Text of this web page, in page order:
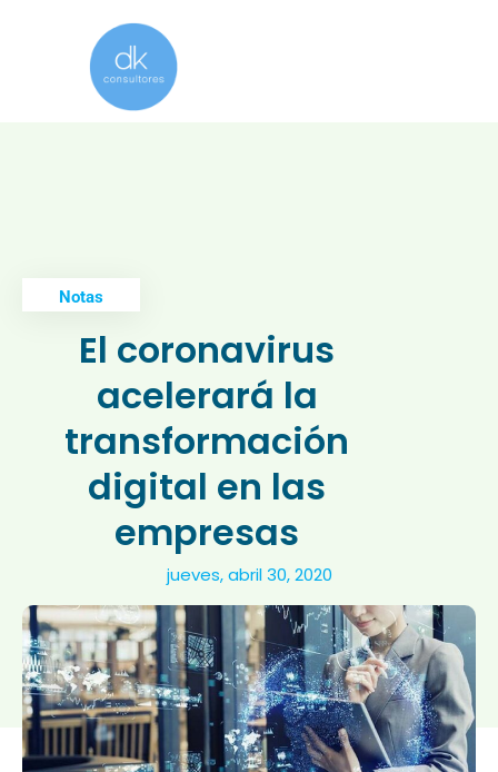
Notas
El coronavirus
acelerará la
transformación
digital en las
empresas
jueves, abril 30, 2020